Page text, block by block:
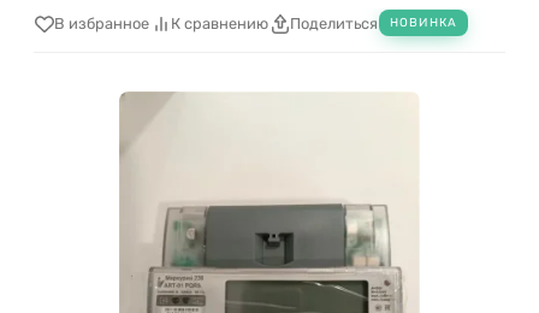
В избранное К сравнению Поделиться НОВИНКА